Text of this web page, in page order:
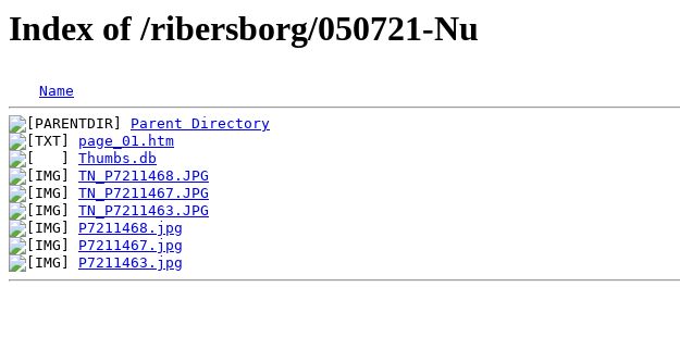
Index of /ribersborg/050721-Nu
Name
Parent Directory
page_01.htm
Thumbs.db
TN_P7211468.JPG
TN_P7211467.JPG
TN_P7211463.JPG
P7211468.jpg
P7211467.jpg
P7211463.jpg